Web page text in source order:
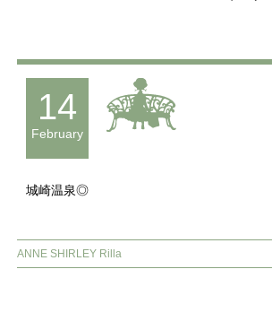
recommend
14
February
城崎温泉◎
ANNE SHIRLEY Rilla